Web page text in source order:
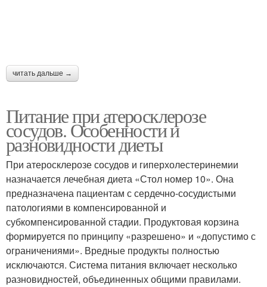
читать дальше →
Питание при атеросклерозе
сосудов. Особенности и
разновидности диеты
При атеросклерозе сосудов и гиперхолестеринемии
назначается лечебная диета «Стол номер 10». Она
предназначена пациентам с сердечно-сосудистыми
патологиями в компенсированной и
субкомпенсированной стадии. Продуктовая корзина
формируется по принципу «разрешено» и «допустимо с
ограничениями». Вредные продукты полностью
исключаются. Система питания включает несколько
разновидностей, объединенных общими правилами.